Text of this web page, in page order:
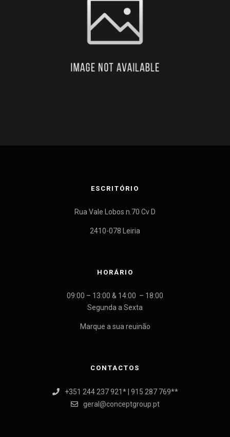
ESCRITÓRIO
Rua Vale Lobos n.70 Cv D
2410-078 Leiria
HORÁRIO
09:00 – 13:00 & 14:00 – 18:00
Segunda a Sexta
Marque a sua reuinão
CONTACTOS
+351 244 237 921* | 915 287 769**
geral@conceptgroup.pt